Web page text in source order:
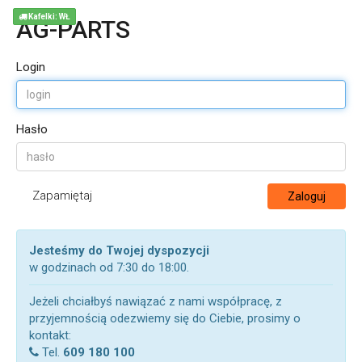
AG-PARTS
Login
Hasło
Zapamiętaj Zaloguj
Jesteśmy do Twojej dyspozycji
w godzinach od 7:30 do 18:00.
Jeżeli chciałbyś nawiązać z nami współpracę, z
przyjemnością odezwiemy się do Ciebie, prosimy o
kontakt:
Tel. 609 180 100
Kafelki: WŁ